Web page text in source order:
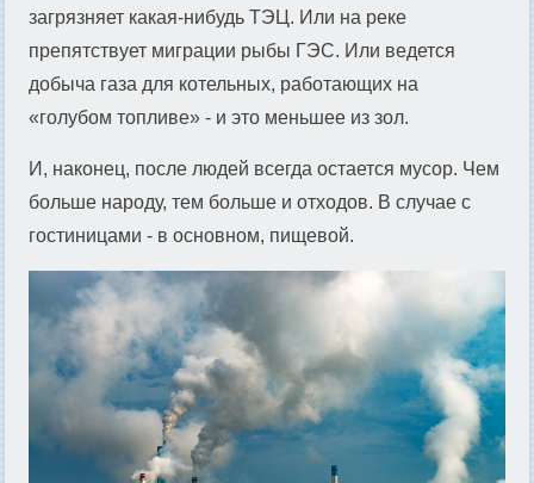
загрязняет какая-нибудь ТЭЦ. Или на реке
препятствует миграции рыбы ГЭС. Или ведется
добыча газа для котельных, работающих на
«голубом топливе» - и это меньшее из зол.
И, наконец, после людей всегда остается мусор. Чем
больше народу, тем больше и отходов. В случае с
гостиницами - в основном, пищевой.